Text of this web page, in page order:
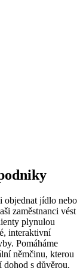
objednat jídlo nebo
zaměstnanci vést
plynulou
interaktivní
Pomáháme
němčinu, kterou
s důvěrou.